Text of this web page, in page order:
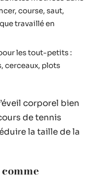
course, saut,
travaillé en
les tout-petits :
cerceaux, plots
corporel bien
de tennis
la taille de la